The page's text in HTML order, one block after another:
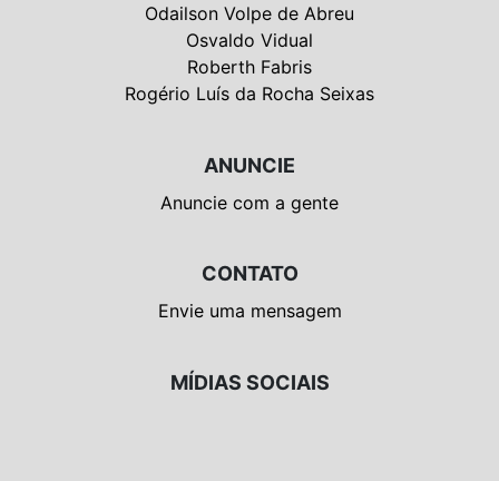
Odailson Volpe de Abreu
Osvaldo Vidual
Roberth Fabris
Rogério Luís da Rocha Seixas
ANUNCIE
Anuncie com a gente
CONTATO
Envie uma mensagem
MÍDIAS SOCIAIS